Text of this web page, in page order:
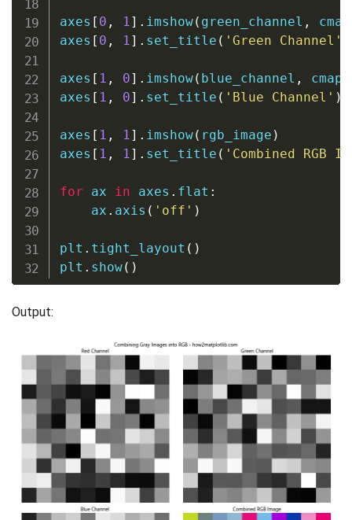
axes [ 0 , 1] . imshow( green_channel , cmap
axes [ 0 , 1] . set_title ( 'Green Channel'
axes [ 1 , 0] . imshow( blue_channel , cmap
axes [ 1 , 0] . set_title ( 'Blue Channel' )
axes [ 1 , 1] . imshow( rgb_image )
axes [ 1 , 1] . set_title ( 'Combined RGB
for ax in axes . flat :
    ax
. axis ( 'off' )
plt . tight_layout ( )
plt . show( )
Output: